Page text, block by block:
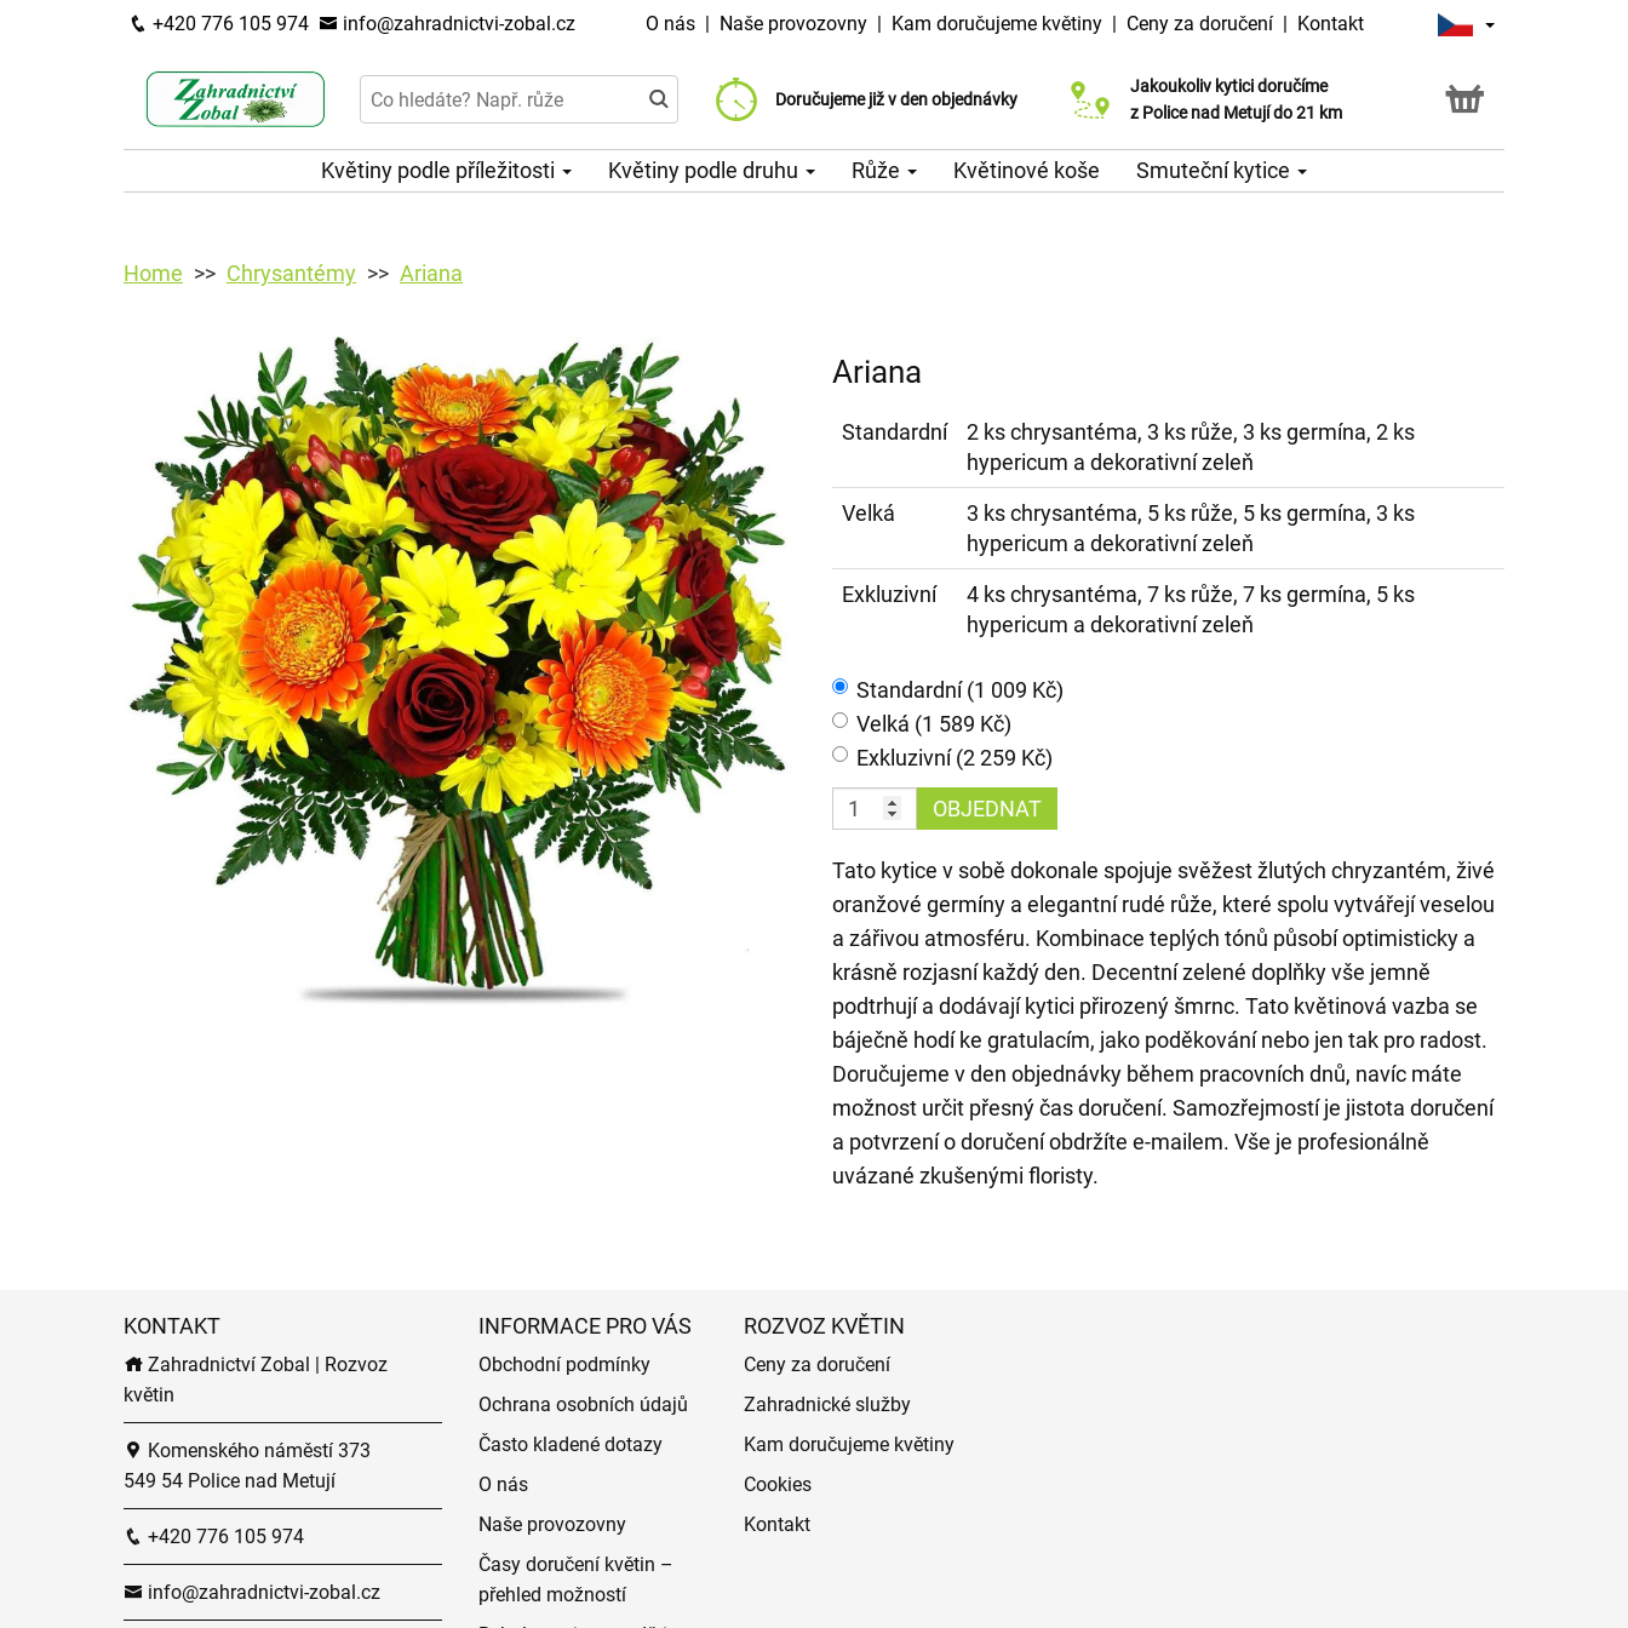
+420 776 105 974 info@zahradnictvi-zobal.cz O nás | Naše provozovny | Kam doručujeme květiny | Ceny za doručení | Kontakt
Doručujeme již v den objednávky
Doručujeme již od 99 Kč
Možný výběr času a dne doručení
Jakoukoliv kytici doručíme
z Police nad Metují do 21 km
Možnost vyzvednout v naší květince
Květiny podle příležitosti Květiny podle druhu Růže Květinové koše Smuteční kytice
Home Chrysantémy Ariana
Ariana
Standardní
2 ks chrysantéma, 3 ks růže, 3 ks germína, 2 ks
hypericum a dekorativní zeleň
Velká
3 ks chrysantéma, 5 ks růže, 5 ks germína, 3 ks
hypericum a dekorativní zeleň
Exkluzivní
4 ks chrysantéma, 7 ks růže, 7 ks germína, 5 ks
hypericum a dekorativní zeleň
Standardní (1 009 Kč)
Velká (1 589 Kč)
Exkluzivní (2 259 Kč)
OBJEDNAT
Tato kytice v sobě dokonale spojuje svěžest žlutých chryzantém, živé
oranžové germíny a elegantní rudé růže, které spolu vytvářejí veselou
a zářivou atmosféru. Kombinace teplých tónů působí optimisticky a
krásně rozjasní každý den. Decentní zelené doplňky vše jemně
podtrhují a dodávají kytici přirozený šmrnc. Tato květinová vazba se
báječně hodí ke gratulacím, jako poděkování nebo jen tak pro radost.
Doručujeme v den objednávky během pracovních dnů, navíc máte
možnost určit přesný čas doručení. Samozřejmostí je jistota doručení
a potvrzení o doručení obdržíte e-mailem. Vše je profesionálně
uvázané zkušenými floristy.
KONTAKT
Zahradnictví Zobal | Rozvoz
květin
Komenského náměstí 373
549 54 Police nad Metují
+420 776 105 974
info@zahradnictvi-zobal.cz
INFORMACE PRO VÁS
Obchodní podmínky
Ochrana osobních údajů
Často kladené dotazy
O nás
Naše provozovny
Časy doručení květin –
přehled možností
ROZVOZ KVĚTIN
Ceny za doručení
Zahradnické služby
Kam doručujeme květiny
Cookies
Kontakt